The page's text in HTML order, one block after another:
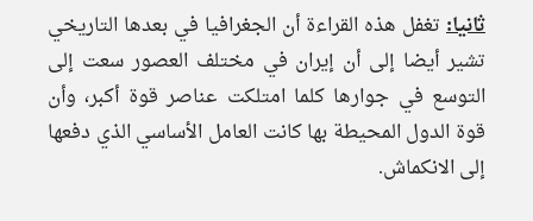
ثانيا: تغفل هذه القراءة أن الجغرافيا في بعدها التاريخي
تشير أيضا إلى أن إيران في مختلف العصور سعت إلى
التوسع في جوارها كلما امتلكت عناصر قوة أكبر، وأن
قوة الدول المحيطة بها كانت العامل الأساسي الذي دفعها
إلى الانكماش.